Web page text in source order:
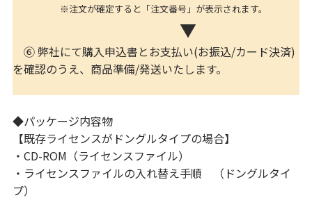
※注文が確定すると「注文番号」が表示されます。
▼
⑥ 弊社にて購入申込書とお支払い(お振込/カード決済)
を確認のうえ、商品準備/発送いたします。
◆パッケージ内容物
【既存ライセンスがドングルタイプの場合】
・CD-ROM（ライセンスファイル）
・ライセンスファイルの入れ替え手順 （ドングルタイ
プ）